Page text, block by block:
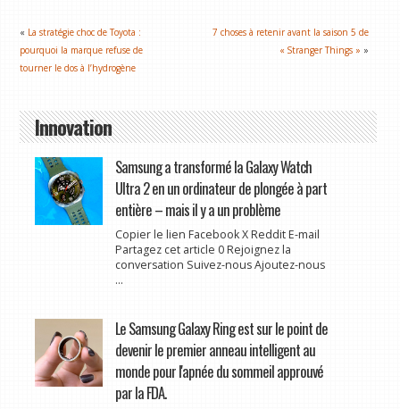
« La stratégie choc de Toyota :
pourquoi la marque refuse de
tourner le dos à l’hydrogène
7 choses à retenir avant la saison 5 de
« Stranger Things » »
Innovation
Samsung a transformé la Galaxy Watch
Ultra 2 en un ordinateur de plongée à part
entière – mais il y a un problème
Copier le lien Facebook X Reddit E-mail
Partagez cet article 0 Rejoignez la
conversation Suivez-nous Ajoutez-nous
...
Le Samsung Galaxy Ring est sur le point de
devenir le premier anneau intelligent au
monde pour l'apnée du sommeil approuvé
par la FDA.